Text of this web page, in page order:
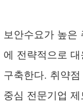
보안수요가 높은
에 전략적으로
구축한다. 취약
중심 전문기업